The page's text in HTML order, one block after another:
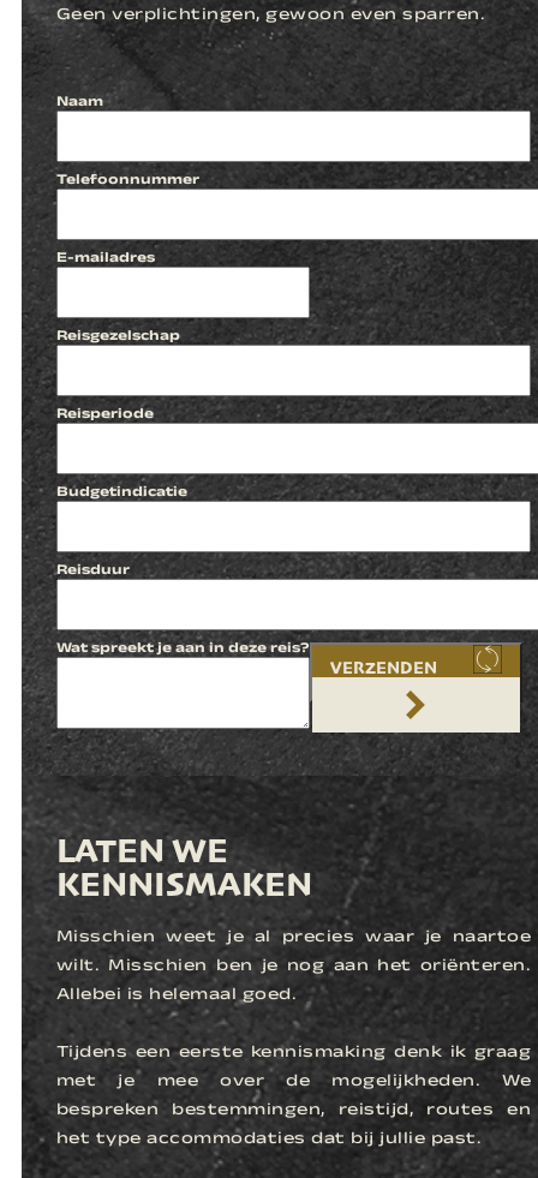
Geen verplichtingen, gewoon even sparren.
Naam
Telefoonnummer
E-mailadres
Reisgezelschap
Reisperiode
Budgetindicatie
Reisduur
Wat spreekt je aan in deze reis?
VERZENDEN
LATEN WE
KENNISMAKEN
Misschien weet je al precies waar je naartoe
wilt. Misschien ben je nog aan het oriënteren.
Allebei is helemaal goed.
Tijdens een eerste kennismaking denk ik graag
met je mee over de mogelijkheden. We
bespreken bestemmingen, reistijd, routes en
het type accommodaties dat bij jullie past.